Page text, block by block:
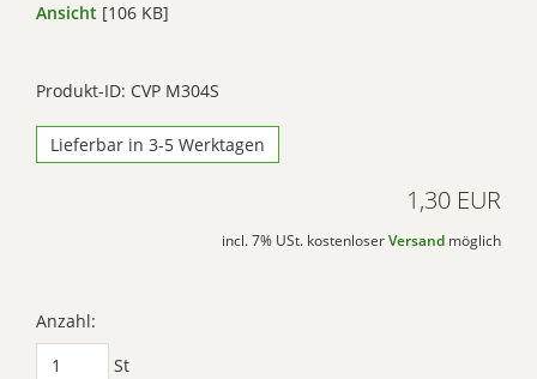
Ansicht [106 KB]
Produkt-ID: CVP M304S
Lieferbar in 3-5 Werktagen
1,30 EUR
incl. 7% USt. kostenloser Versand möglich
Anzahl:
St